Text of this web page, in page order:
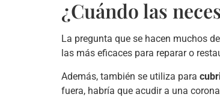
¿Cuándo las
La pregunta que se hacen muchos
las más eficaces para reparar o
Además, también se utiliza para
fuera, habría que acudir a una